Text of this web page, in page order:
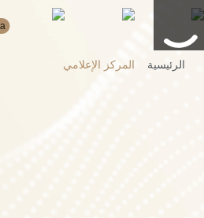
الرئيسية المركز الإعلامي